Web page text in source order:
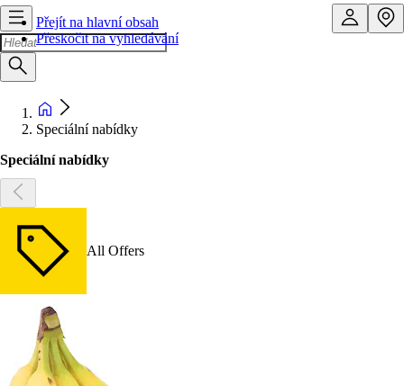
Přejít na hlavní obsah
Přeskočit na vyhledávání
Speciální nabídky
Speciální nabídky
All Offers